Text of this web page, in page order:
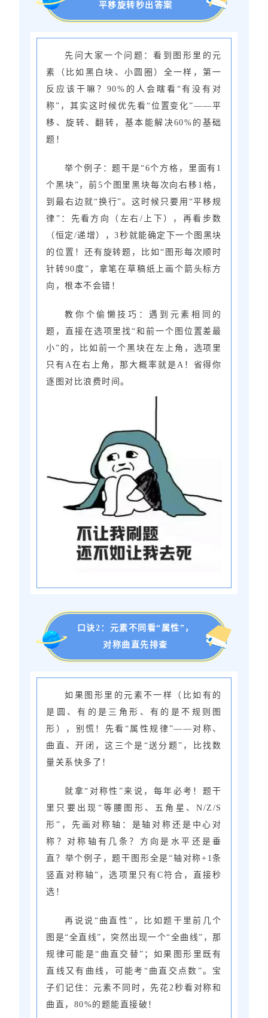
平移旋转秒出答案
先问大家一个问题：看到图形里的元
素（比如黑白块、小圆圈）全一样，第一
反应该干嘛？90%的人会瞎看“有没有对
称”，其实这时候优先看“位置变化”——平
移、旋转、翻转，基本能解决60%的基础
题！
举个例子：题干是“6个方格，里面有1
个黑块”，前5个图里黑块每次向右移1格，
到最右边就“换行”。这时候只要用“平移规
律”：先看方向（左右/上下），再看步数
（恒定/递增），3秒就能确定下一个图黑块
的位置！还有旋转题，比如“图形每次顺时
针转90度”，拿笔在草稿纸上画个箭头标方
向，根本不会错！
教你个偷懒技巧：遇到元素相同的
题，直接在选项里找“和前一个图位置差最
小”的，比如前一个黑块在左上角，选项里
只有A在右上角，那大概率就是A！省得你
逐图对比浪费时间。
口诀2：元素不同看“属性”，
对称曲直先排查
如果图形里的元素不一样（比如有的
是圆、有的是三角形、有的是不规则图
形），别慌！先看“属性规律”——对称、
曲直、开闭，这三个是“送分题”，比找数
量关系快多了！
就拿“对称性”来说，每年必考！题干
里只要出现“等腰图形、五角星、N/Z/S
形”，先画对称轴：是轴对称还是中心对
称？对称轴有几条？方向是水平还是垂
直？举个例子，题干图形全是“轴对称+1条
竖直对称轴”，选项里只有C符合，直接秒
选！
再说说“曲直性”，比如题干里前几个
图是“全直线”，突然出现一个“全曲线”，那
规律可能是“曲直交替”；如果图形里既有
直线又有曲线，可能考“曲直交点数”。宝
子们记住：元素不同时，先花2秒看对称和
曲直，80%的题能直接破！